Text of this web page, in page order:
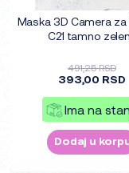
Maska 3D Camera za
C21 tamno
491,25 RSD
393,00 RSD
Ima na
Dodaj u